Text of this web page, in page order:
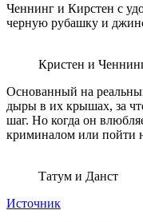
Ченнинг и Кирстен с
черную рубашку и
Кристен и
Основанный на
дыры в их крышах, за
шаг. Но когда он
криминалом или пойти
Татум и Данст
Источник